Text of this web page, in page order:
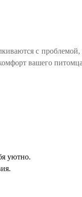
с проблемой,
вашего
уютно.